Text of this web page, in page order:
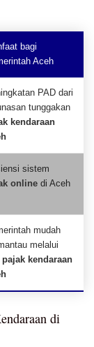
bagi
Aceh
PAD dari
tunggakan
kendaraan
sistem
online di Aceh
mudah
melalui
pajak kendaraan
di